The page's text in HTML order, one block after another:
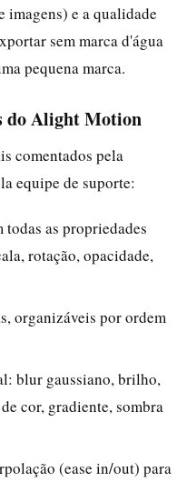
imagens) e a qualidade
sem marca d'água
pequena marca.
do Alight Motion
comentados pela
equipe de suporte:
as propriedades
rotação, opacidade,
organizáveis por ordem
blur gaussiano, brilho,
cor, gradiente, sombra
(ease in/out) para